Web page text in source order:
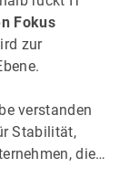
Fokus
zur
verstanden
Stabilität,
die…